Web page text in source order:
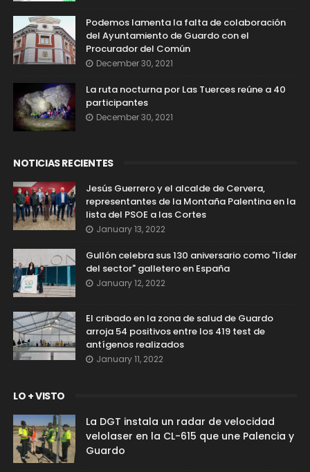
Podemos lamenta la falta de colaboración
del Ayuntamiento de Guardo con el
Procurador del Común
December 30, 2021
La ruta nocturna por Las Tuerces reúne a 40
participantes
December 30, 2021
NOTICIAS RECIENTES
Jesús Guerrero y el alcalde de Cervera,
representantes de la Montaña Palentina en la
lista del PSOE a las Cortes
January 13, 2022
Gullón celebra sus 130 aniversario como "líder
del sector" galletero en España
January 12, 2022
El cribado en la zona de salud de Guardo
arroja 54 positivos entre los 419 test de
antígenos realizados
January 11, 2022
LO + VISTO
La DGT instala un radar de velocidad
velolaser en la CL-615 que une Palencia y
Guardo